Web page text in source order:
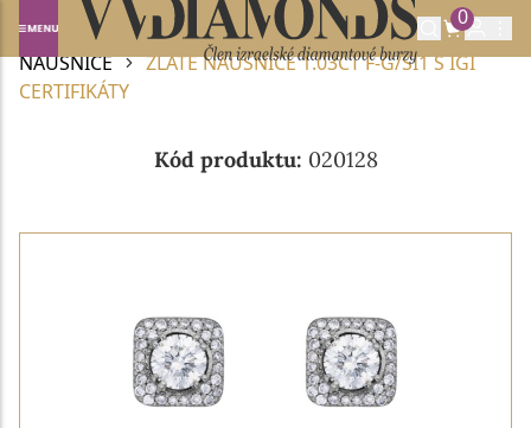
0
Domů DIAMANTOVÉ ŠPERKY
DIAMANTOVÉ
NÁUŠNICE
ZLATÉ NÁUŠNICE 1.03CT F-G/SI1 S IGI
CERTIFIKÁTY
Kód produktu: 020128